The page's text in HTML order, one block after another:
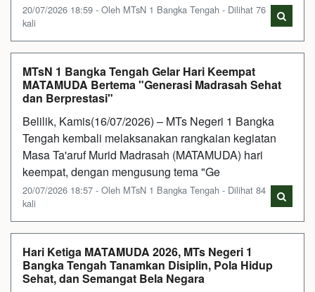
20/07/2026 18:59 - Oleh MTsN 1 Bangka Tengah - Dilihat 76
kali
MTsN 1 Bangka Tengah Gelar Hari Keempat
MATAMUDA Bertema "Generasi Madrasah Sehat
dan Berprestasi"
Belilik, Kamis(16/07/2026) – MTs Negeri 1 Bangka
Tengah kembali melaksanakan rangkaian kegiatan
Masa Ta'aruf Murid Madrasah (MATAMUDA) hari
keempat, dengan mengusung tema "Ge
20/07/2026 18:57 - Oleh MTsN 1 Bangka Tengah - Dilihat 84
kali
Hari Ketiga MATAMUDA 2026, MTs Negeri 1
Bangka Tengah Tanamkan Disiplin, Pola Hidup
Sehat, dan Semangat Bela Negara